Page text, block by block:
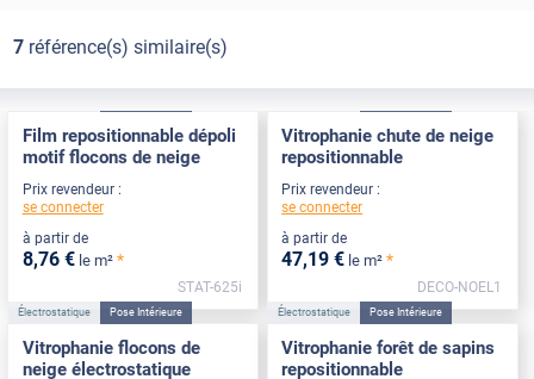
7référence(s) similaire(s)
Film repositionnable dépoli
motif flocons de neige
Prix revendeur :
se connecter
à partir de
8,76 € le m² *
STAT-625i
Vitrophanie chute de neige
repositionnable
Prix revendeur :
se connecter
à partir de
47,19 € le m² *
DECO-NOEL1
Électrostatique Pose Intérieure
Vitrophanie flocons de
neige électrostatique
Électrostatique Pose Intérieure
Vitrophanie forêt de sapins
repositionnable